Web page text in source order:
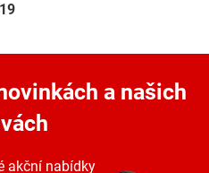
a našich
akční nabídky